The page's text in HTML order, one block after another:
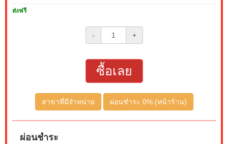
ส่งฟรี
- +
ซื้อเลย
สาขาที่มีจำหน่าย ผ่อนชำระ 0% (หน้าร้าน)
ผ่อนชำระ